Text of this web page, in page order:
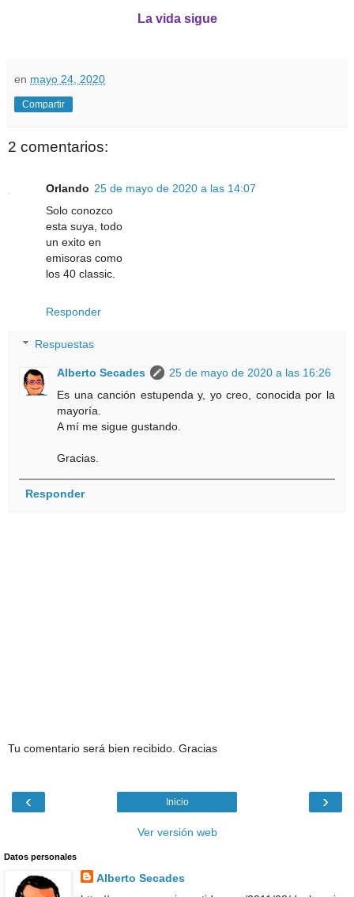
La vida sigue
en mayo 24, 2020
Compartir
2 comentarios:
Orlando 25 de mayo de 2020 a las 14:07
Solo conozco
esta suya, todo
un exito en
emisoras como
los 40 classic.
Responder
Respuestas
Alberto Secades
25 de mayo de 2020 a las 16:26
Es una canción estupenda y, yo creo, conocida por la
mayoría.
A mí me sigue gustando.
Gracias.
Responder
Tu comentario será bien recibido. Gracias
‹ ›
Inicio
Ver versión web
Datos personales
Alberto Secades